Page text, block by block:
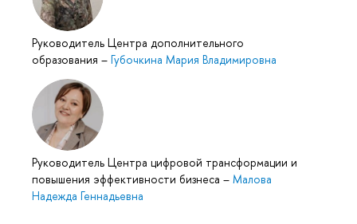
Руководитель Центра дополнительного
образования – Губочкина Мария Владимировна
Руководитель Центра цифровой трансформации и
повышения эффективности бизнеса – Малова
Надежда Геннадьевна